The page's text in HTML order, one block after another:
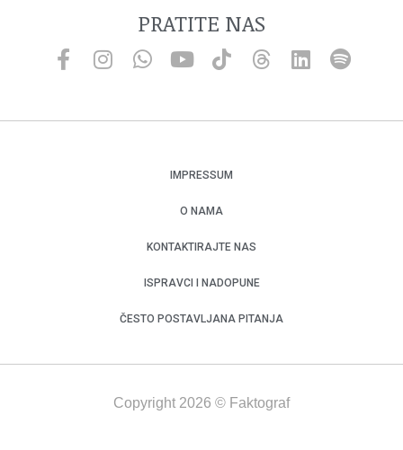
PRATITE NAS
IMPRESSUM
O NAMA
KONTAKTIRAJTE NAS
ISPRAVCI I NADOPUNE
ČESTO POSTAVLJANA PITANJA
Copyright 2026 © Faktograf